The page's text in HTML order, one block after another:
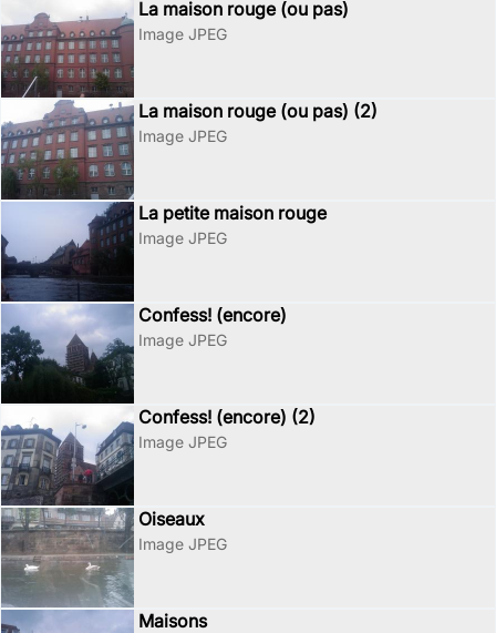
La maison rouge (ou pas)
Image JPEG
La maison rouge (ou pas) (2)
Image JPEG
La petite maison rouge
Image JPEG
Confess! (encore)
Image JPEG
Confess! (encore) (2)
Image JPEG
Oiseaux
Image JPEG
Maisons